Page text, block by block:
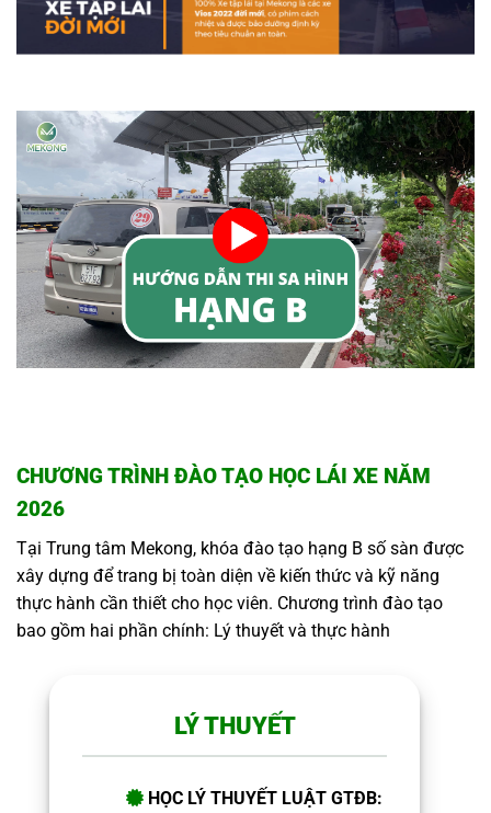
CHƯƠNG TRÌNH ĐÀO TẠO HỌC LÁI XE NĂM
2026
Tại Trung tâm Mekong, khóa đào tạo hạng B số sàn được
xây dựng để trang bị toàn diện về kiến thức và kỹ năng
thực hành cần thiết cho học viên. Chương trình đào tạo
bao gồm hai phần chính: Lý thuyết và thực hành
LÝ THUYẾT
HỌC LÝ THUYẾT LUẬT GTĐB: